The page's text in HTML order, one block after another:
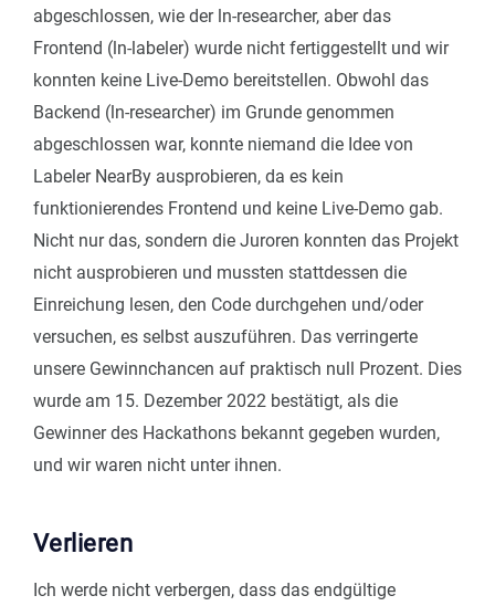
abgeschlossen, wie der ln-researcher, aber das
Frontend (ln-labeler) wurde nicht fertiggestellt und wir
konnten keine Live-Demo bereitstellen. Obwohl das
Backend (ln-researcher) im Grunde genommen
abgeschlossen war, konnte niemand die Idee von
Labeler NearBy ausprobieren, da es kein
funktionierendes Frontend und keine Live-Demo gab.
Nicht nur das, sondern die Juroren konnten das Projekt
nicht ausprobieren und mussten stattdessen die
Einreichung lesen, den Code durchgehen und/oder
versuchen, es selbst auszuführen. Das verringerte
unsere Gewinnchancen auf praktisch null Prozent. Dies
wurde am 15. Dezember 2022 bestätigt, als die
Gewinner des Hackathons bekannt gegeben wurden,
und wir waren nicht unter ihnen.
Verlieren
Ich werde nicht verbergen, dass das endgültige